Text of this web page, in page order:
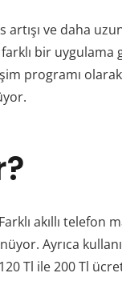
ve daha
bir
programı
akıllı telefon
Ayrıca
Tl ile 200 Tl